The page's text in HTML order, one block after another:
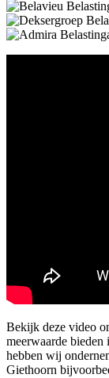
Bekijk deze video
meerwaarde
hebben wij
Giethoorn